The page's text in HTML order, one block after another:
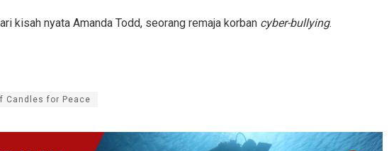
kisah nyata Amanda Todd, seorang remaja korban cyber-bullying.
Candles for Peace